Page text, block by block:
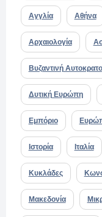
Αγγλία Αθήνα
Αρχαιολογία
Βυζαντινή
Δυτική Ευρώπη
Εμπόριο
Ιστορία Ιταλία
Κυκλάδες
Μακεδονία